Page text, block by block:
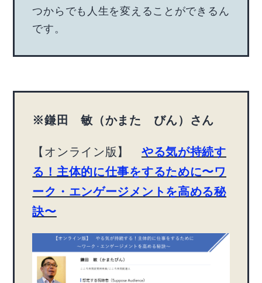
つからでも人生を変えることができるん
です。
※鎌田 敏（かまた びん）さん
【オンライン版】 やる気が持続す
る！主体的に仕事をするために〜ワ
ーク・エンゲージメントを高める秘
訣〜